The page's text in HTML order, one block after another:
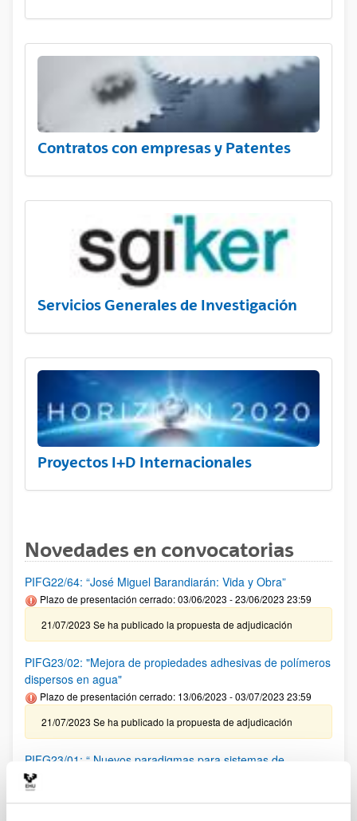
Contratos con empresas y Patentes
Servicios Generales de Investigación
Proyectos I+D Internacionales
Novedades en convocatorias
PIFG22/64: “José Miguel Barandiarán: Vida y Obra”
Plazo de presentación cerrado: 03/06/2023 - 23/06/2023 23:59
21/07/2023 Se ha publicado la propuesta de adjudicación
PIFG23/02: "Mejora de propiedades adhesivas de polímeros
dispersos en agua"
Plazo de presentación cerrado: 13/06/2023 - 03/07/2023 23:59
21/07/2023 Se ha publicado la propuesta de adjudicación
PIFG23/01: “ Nuevos paradigmas para sistemas de
comunicación basados en herramientas de inteligencia
artificial”